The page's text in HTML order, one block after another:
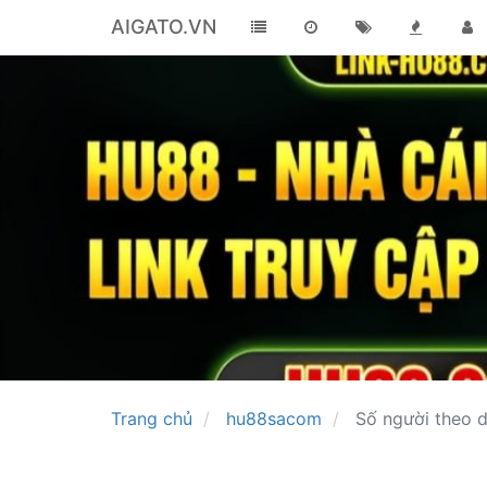
AIGATO.VN
Trang chủ hu88sacom Số người theo